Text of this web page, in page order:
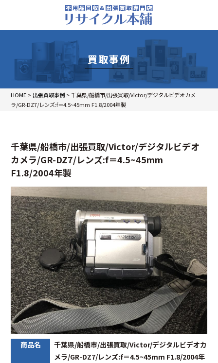
買取事例
HOME > 出張買取事例 >千葉県/船橋市/出張買取/Victor/デジタルビデオカメ
ラ/GR-DZ7/レンズ:f＝4.5~45mm F1.8/2004年製
千葉県/船橋市/出張買取/Victor/デジタルビデオ
カメラ/GR-DZ7/レンズ:f＝4.5~45mm
F1.8/2004年製
商品名
千葉県/船橋市/出張買取/Victor/デジタルビデオカ
メラ/GR-DZ7/レンズ:f＝4.5~45mm F1.8/2004年